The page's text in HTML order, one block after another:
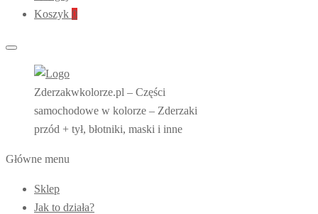
Koszyk 0
Zderzakwkolorze.pl – Części
samochodowe w kolorze – Zderzaki
przód + tył, błotniki, maski i inne
Główne menu
Sklep
Jak to działa?